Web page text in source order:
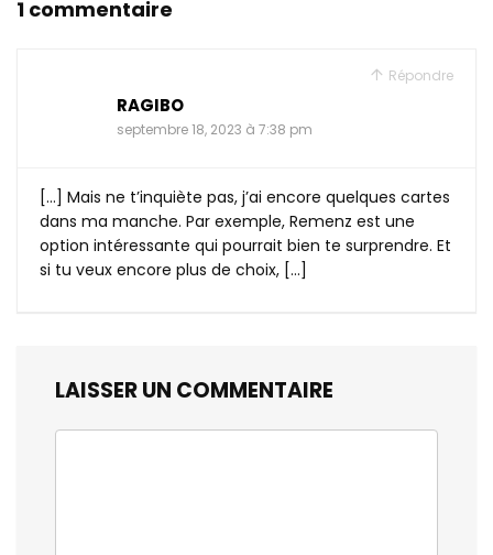
1 commentaire
Répondre
RAGIBO
septembre 18, 2023 à 7:38 pm
[…] Mais ne t’inquiète pas, j’ai encore quelques cartes
dans ma manche. Par exemple, Remenz est une
option intéressante qui pourrait bien te surprendre. Et
si tu veux encore plus de choix, […]
LAISSER UN COMMENTAIRE